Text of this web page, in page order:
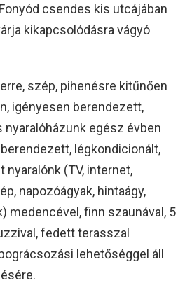
csendes kis utcájában
kikapcsolódásra vágyó
szép, pihenésre kitűnően
igényesen berendezett,
nyaralóházunk egész évben
légkondicionált,
(TV, internet,
napozóágyak, hintaágy,
medencével, finn szaunával, 5
fedett terasszal
lehetőséggel áll